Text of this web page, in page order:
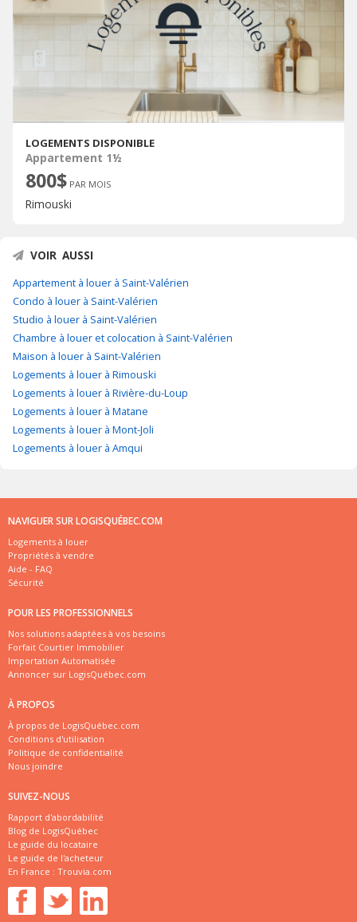
LOGEMENTS DISPONIBLE
Appartement 1½
800$ PAR MOIS
Rimouski
VOIR AUSSI
Appartement à louer à Saint-Valérien
Condo à louer à Saint-Valérien
Studio à louer à Saint-Valérien
Chambre à louer et colocation à Saint-Valérien
Maison à louer à Saint-Valérien
Logements à louer à Rimouski
Logements à louer à Rivière-du-Loup
Logements à louer à Matane
Logements à louer à Mont-Joli
Logements à louer à Amqui
NAVIGUER SUR LOGISQUÉBEC.COM
Logements à louer
Propriétés à vendre
Aide - FAQ
Sécurité
POUR LES PROFESSIONNELS
Nos solutions adaptées à vos besoins
Forfait Courtier Immobilier
Importation Automatisée
Annoncer sur LogisQuébec.com
À PROPOS
À propos de LogisQuébec.com
Conditions d'utilisation
Politique de confidentialité
Nous joindre
SUIVEZ-NOUS
Rapport d'abordabilité
Blog de LogisQuébec
Le guide du locataire
Le guide de l'acheteur
En France : Trouvia.com